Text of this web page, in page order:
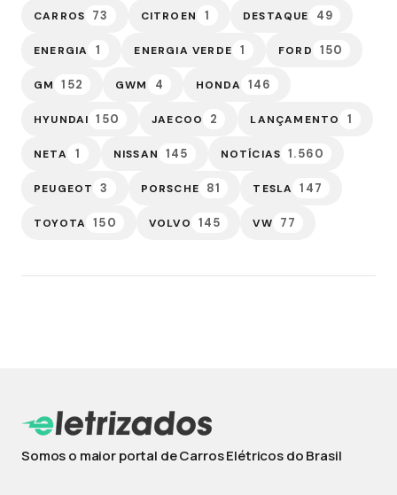
CARROS 73 CITROEN 1 DESTAQUE 49
ENERGIA 1 ENERGIA VERDE 1 FORD 150
GM 152 GWM 4 HONDA 146
HYUNDAI 150 JAECOO 2 LANÇAMENTO 1
NETA 1 NISSAN 145 NOTÍCIAS 1.560
PEUGEOT 3 PORSCHE 81 TESLA 147
TOYOTA 150 VOLVO 145 VW 77
Somos o maior portal de Carros Elétricos do Brasil